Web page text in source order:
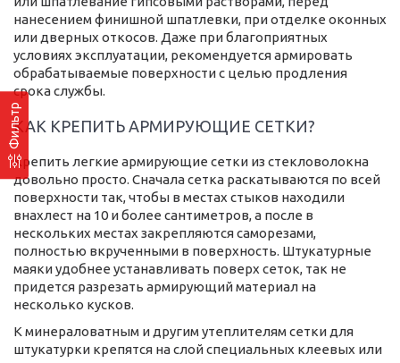
Фильтр
нанесением финишной шпатлевки, при отделке оконных
или дверных откосов. Даже при благоприятных
условиях эксплуатации, рекомендуется армировать
обрабатываемые поверхности с целью продления
срока службы.
КАК КРЕПИТЬ АРМИРУЮЩИЕ СЕТКИ?
Крепить легкие армирующие сетки из стекловолокна
довольно просто. Сначала сетка раскатываются по всей
поверхности так, чтобы в местах стыков находили
внахлест на 10 и более сантиметров, а после в
нескольких местах закрепляются саморезами,
полностью вкрученными в поверхность. Штукатурные
маяки удобнее устанавливать поверх сеток, так не
придется разрезать армирующий материал на
несколько кусков.
К минераловатным и другим утеплителям сетки для
штукатурки крепятся на слой специальных клеевых или